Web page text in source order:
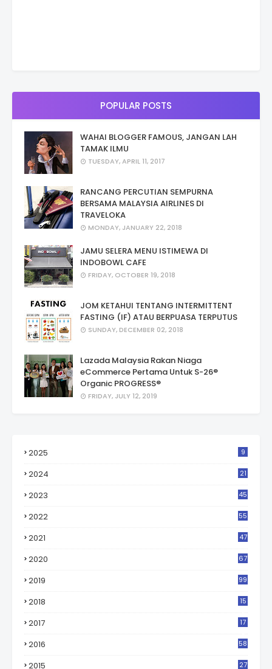
POPULAR POSTS
WAHAI BLOGGER FAMOUS, JANGAN LAH
TAMAK ILMU
TUESDAY, APRIL 11, 2017
RANCANG PERCUTIAN SEMPURNA
BERSAMA MALAYSIA AIRLINES DI
TRAVELOKA
MONDAY, JANUARY 22, 2018
JAMU SELERA MENU ISTIMEWA DI
INDOBOWL CAFE
FRIDAY, OCTOBER 19, 2018
JOM KETAHUI TENTANG INTERMITTENT
FASTING (IF) ATAU BERPUASA TERPUTUS
SUNDAY, DECEMBER 02, 2018
Lazada Malaysia Rakan Niaga
eCommerce Pertama Untuk S-26®
Organic PROGRESS®
FRIDAY, JULY 12, 2019
2025 9
2024 21
2023 45
2022 55
2021 47
2020 67
2019 99
2018
15
2017
17
2016 58
2015 27